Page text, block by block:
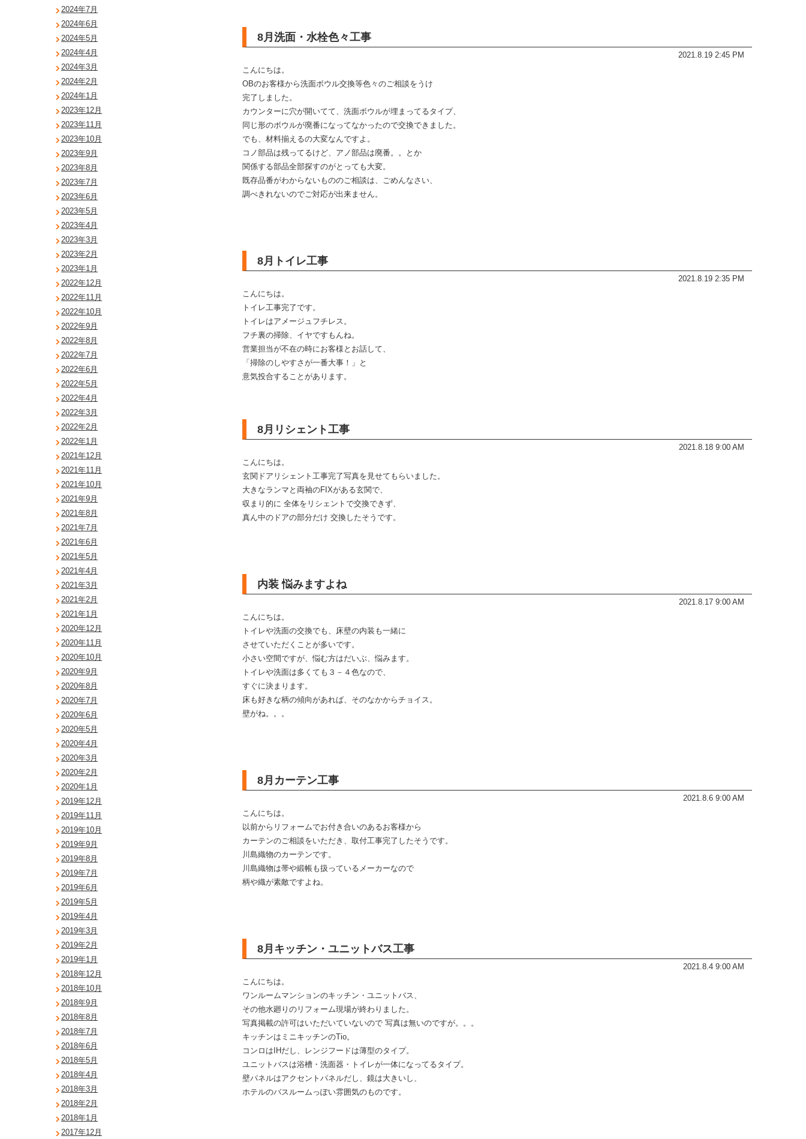
8月洗面・水栓色々工事
2021.8.19 2:45 PM
こんにちは。
OBのお客様から洗面ボウル交換等色々のご相談をうけ
完了しました。
カウンターに穴が開いてて、洗面ボウルが埋まってるタイプ、
同じ形のボウルが廃番になってなかったので交換できました。
でも、材料揃えるの大変なんですよ。
コノ部品は残ってるけど、アノ部品は廃番。。とか
関係する部品全部探すのがとっても大変。
既存品番がわからないもののご相談は、ごめんなさい、
調べきれないのでご対応が出来ません。
8月トイレ工事
2021.8.19 2:35 PM
こんにちは。
トイレ工事完了です。
トイレはアメージュフチレス。
フチ裏の掃除、イヤですもんね。
営業担当が不在の時にお客様とお話して、
「掃除のしやすさが一番大事！」と
意気投合することがあります。
8月リシェント工事
2021.8.18 9:00 AM
こんにちは。
玄関ドアリシェント工事完了写真を見せてもらいました。
大きなランマと両袖のFIXがある玄関で、
収まり的に 全体をリシェントで交換できず、
真ん中のドアの部分だけ 交換したそうです。
内装 悩みますよね
2021.8.17 9:00 AM
こんにちは。
トイレや洗面の交換でも、床壁の内装も一緒に
させていただくことが多いです。
小さい空間ですが、悩む方はだいぶ、悩みます。
トイレや洗面は多くても３－４色なので、
すぐに決まります。
床も好きな柄の傾向があれば、そのなかからチョイス。
壁がね。。。
8月カーテン工事
2021.8.6 9:00 AM
こんにちは。
以前からリフォームでお付き合いのあるお客様から
カーテンのご相談をいただき、取付工事完了したそうです。
川島織物のカーテンです。
川島織物は帯や緞帳も扱っているメーカーなので
柄や織が素敵ですよね。
8月キッチン・ユニットバス工事
2021.8.4 9:00 AM
こんにちは。
ワンルームマンションのキッチン・ユニットバス、
その他水廻りのリフォーム現場が終わりました。
写真掲載の許可はいただいていないので 写真は無いのですが。。。
キッチンはミニキッチンのTio。
コンロはIHだし、レンジフードは薄型のタイプ。
ユニットバスは浴槽・洗面器・トイレが一体になってるタイプ。
壁パネルはアクセントパネルだし、鏡は大きいし、
ホテルのバスルームっぽい雰囲気のものです。
2024年7月
2024年6月
2024年5月
2024年4月
2024年3月
2024年2月
2024年1月
2023年12月
2023年11月
2023年10月
2023年9月
2023年8月
2023年7月
2023年6月
2023年5月
2023年4月
2023年3月
2023年2月
2023年1月
2022年12月
2022年11月
2022年10月
2022年9月
2022年8月
2022年7月
2022年6月
2022年5月
2022年4月
2022年3月
2022年2月
2022年1月
2021年12月
2021年11月
2021年10月
2021年9月
2021年8月
2021年7月
2021年6月
2021年5月
2021年4月
2021年3月
2021年2月
2021年1月
2020年12月
2020年11月
2020年10月
2020年9月
2020年8月
2020年7月
2020年6月
2020年5月
2020年4月
2020年3月
2020年2月
2020年1月
2019年12月
2019年11月
2019年10月
2019年9月
2019年8月
2019年7月
2019年6月
2019年5月
2019年4月
2019年3月
2019年2月
2019年1月
2018年12月
2018年10月
2018年9月
2018年8月
2018年7月
2018年6月
2018年5月
2018年4月
2018年3月
2018年2月
2018年1月
2017年12月